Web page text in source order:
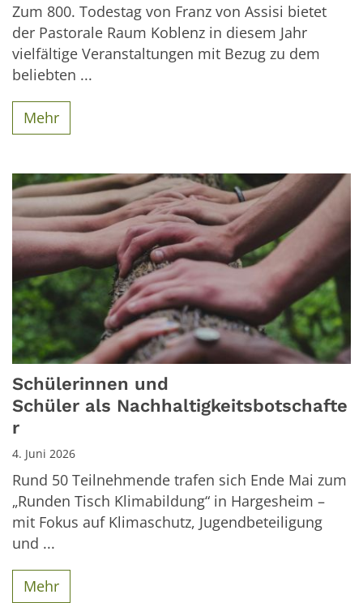
Zum 800. Todestag von Franz von Assisi bietet
der Pastorale Raum Koblenz in diesem Jahr
vielfältige Veranstaltungen mit Bezug zu dem
beliebten ...
Mehr
Schülerinnen und
Schüler als Nachhaltigkeitsbotschafte
r
4. Juni 2026
Rund 50 Teilnehmende trafen sich Ende Mai zum
„Runden Tisch Klimabildung“ in Hargesheim –
mit Fokus auf Klimaschutz, Jugendbeteiligung
und ...
Mehr